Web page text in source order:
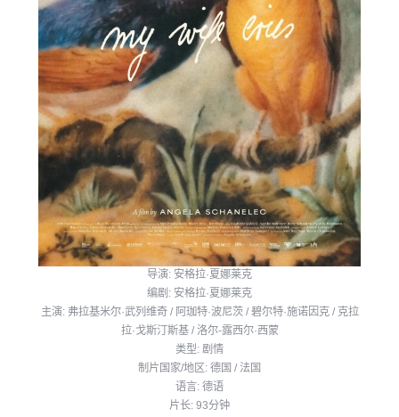
导演: 安格拉·夏娜莱克
编剧: 安格拉·夏娜莱克
主演: 弗拉基米尔·武列维奇 / 阿珈特·波尼茨 / 碧尔特·施诺因克 / 克拉
拉·戈斯汀斯基 / 洛尔-露西尔·西蒙
类型: 剧情
制片国家/地区: 德国 / 法国
语言: 德语
片长: 93分钟